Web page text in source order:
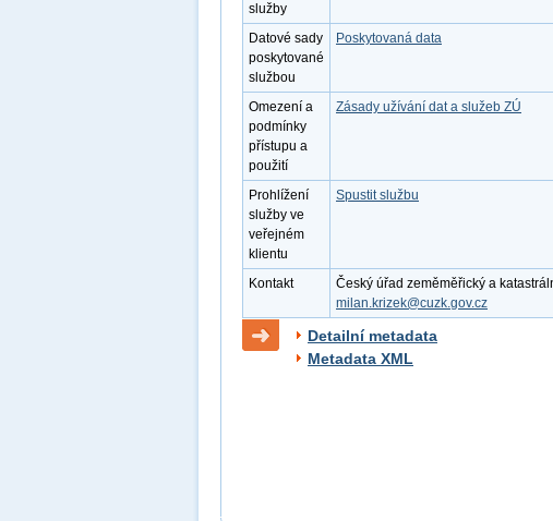
služby
Datové sady
poskytované
službou
Poskytovaná data
Omezení a
podmínky
přístupu a
použití
Zásady užívání dat a služeb ZÚ
Prohlížení
služby ve
veřejném
klientu
Spustit službu
Kontakt
Český úřad zeměměřický a
milan.krizek@cuzk.gov.cz
Detailní metadata
Metadata XML